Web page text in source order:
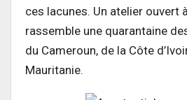
ces lacunes. Un atelier ouvert
rassemble une quarantaine
du Cameroun, de la Côte
Mauritanie.